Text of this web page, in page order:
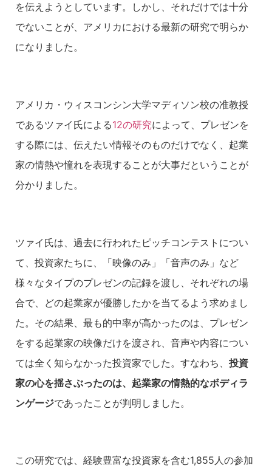
を伝えようとしています。しかし、それだけでは十分
でないことが、アメリカにおける最新の研究で明らか
になりました。
アメリカ・ウィスコンシン大学マディソン校の准教授
であるツァイ氏による12の研究によって、プレゼンを
する際には、伝えたい情報そのものだけでなく、起業
家の情熱や憧れを表現することが大事だということが
分かりました。
ツァイ氏は、過去に行われたピッチコンテストについ
て、投資家たちに、「映像のみ」「音声のみ」など
様々なタイプのプレゼンの記録を渡し、それぞれの場
合で、どの起業家が優勝したかを当てるよう求めまし
た。その結果、最も的中率が高かったのは、プレゼン
をする起業家の映像だけを渡され、音声や内容につい
ては全く知らなかった投資家でした。すなわち、 投資
家の心を揺さぶったのは、起業家の情熱的なボディラ
ンゲージであったことが判明しました。
この研究では、経験豊富な投資家を含む1,855人の参加